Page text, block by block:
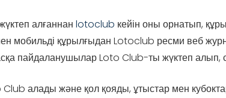
алғаннан lotoclub кейін оны орнатып,
мобильді құрылғыдан Lotoclub ресми веб
пайдаланушылар Loto Club-ты жүктеп алып,
алады және қол қояды, ұтыстар мен